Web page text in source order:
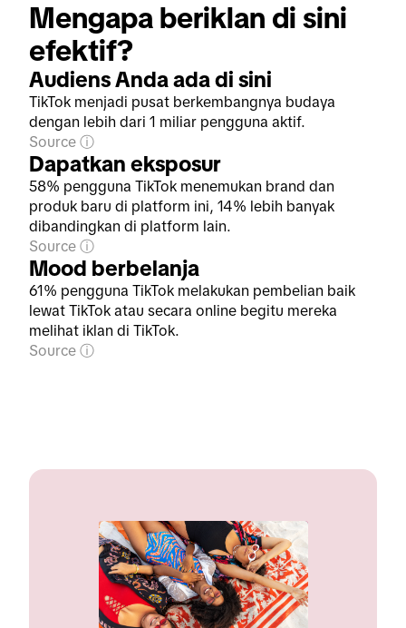
Mengapa beriklan di sini
efektif?
Audiens Anda ada di sini
TikTok menjadi pusat berkembangnya budaya
dengan lebih dari 1 miliar pengguna aktif.
Source
Dapatkan eksposur
58% pengguna TikTok menemukan brand dan
produk baru di platform ini, 14% lebih banyak
dibandingkan di platform lain.
Source
Mood berbelanja
61% pengguna TikTok melakukan pembelian baik
lewat TikTok atau secara online begitu mereka
melihat iklan di TikTok.
Source